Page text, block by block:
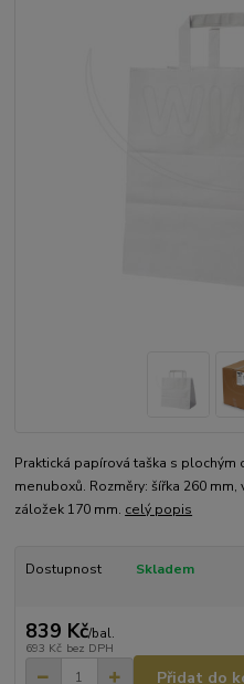
Praktická papírová taška s
menuboxů. Rozměry: šířka 260
záložek 170 mm. celý popis
Dostupnost Skladem
839 Kč/bal.
693 Kč bez DPH
Přidat do